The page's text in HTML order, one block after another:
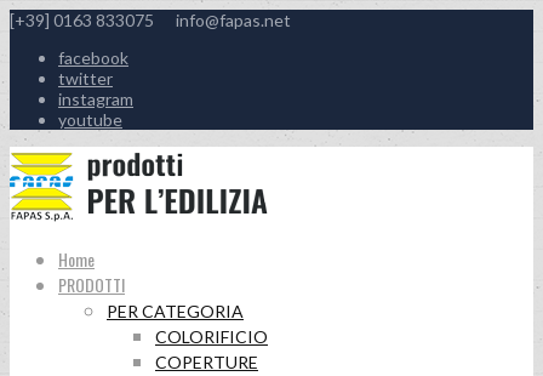
[+39] 0163 833075
info@fapas.net
facebook
twitter
instagram
youtube
Home
PRODOTTI
PER CATEGORIA
COLORIFICIO
COPERTURE